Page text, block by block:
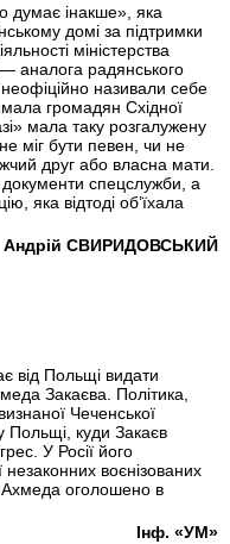
думає інакше», яка
домі за підтримки
міністерства
аналога радянського
називали себе
громадян Східної
мала таку розгалужену
міг бути певен, чи не
друг або власна мати.
спецслужби, а
яка відтоді об’їхала
Андрій СВИРИДОВСЬКИЙ
від Польщі видати
Закаєва. Політика,
Чеченської
Польщі, куди Закаєв
У Росії його
незаконних воєнізованих
Ахмеда оголошено в
Інф. «УМ»